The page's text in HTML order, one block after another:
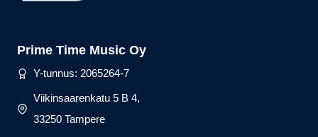
Prime Time Music Oy
Y-tunnus: 2065264-7
Viikinsaarenkatu 5 B 4,
33250 Tampere